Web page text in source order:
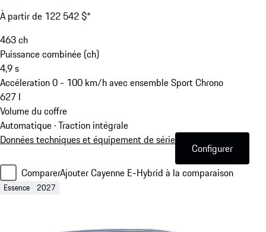
À partir de 122 542 $*
463ch
Puissance combinée (ch)
4,9s
Accéleration 0 - 100 km/h avec ensemble Sport Chrono
627 l
Volume du coffre
Automatique · Traction intégrale
Données techniques et équipement de série
Configurer
ComparerAjouter Cayenne E-Hybrid à la comparaison
Essence 2027